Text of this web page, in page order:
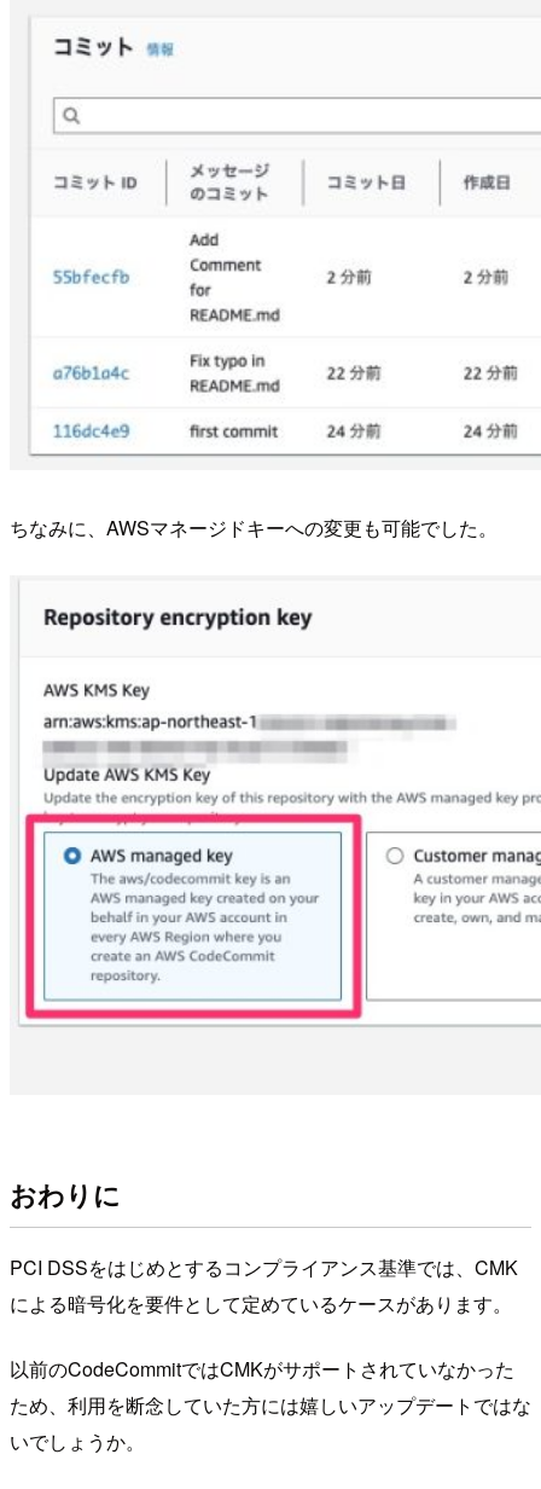
ちなみに、AWSマネージドキーへの変更も可能でした。
おわりに
PCI DSSをはじめとするコンプライアンス基準では、CMK
による暗号化を要件として定めているケースがあります。
以前のCodeCommitではCMKがサポートされていなかった
ため、利用を断念していた方には嬉しいアップデートではな
いでしょうか。